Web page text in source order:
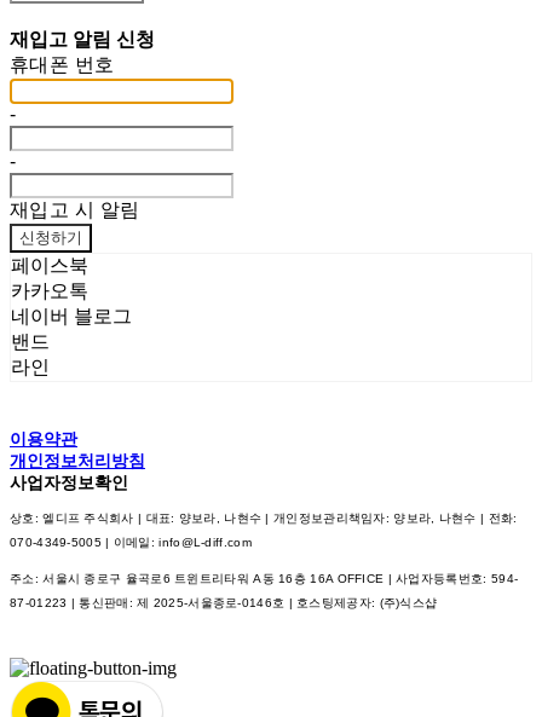
재입고 알림 신청
휴대폰 번호
-
-
재입고 시 알림
신청하기
페이스북
카카오톡
네이버 블로그
밴드
라인
이용약관
개인정보처리방침
사업자정보확인
상호: 엘디프 주식회사 | 대표: 양보라, 나현수 | 개인정보관리책임자: 양보라, 나현수 | 전화:
070-4349-5005 | 이메일: info@L-diff.com
주소: 서울시 종로구 율곡로6 트윈트리타워 A동 16층 16A OFFICE | 사업자등록번호: 594-
87-01223 | 통신판매:제 2025-서울종로-0146호 | 호스팅제공자: (주)식스샵